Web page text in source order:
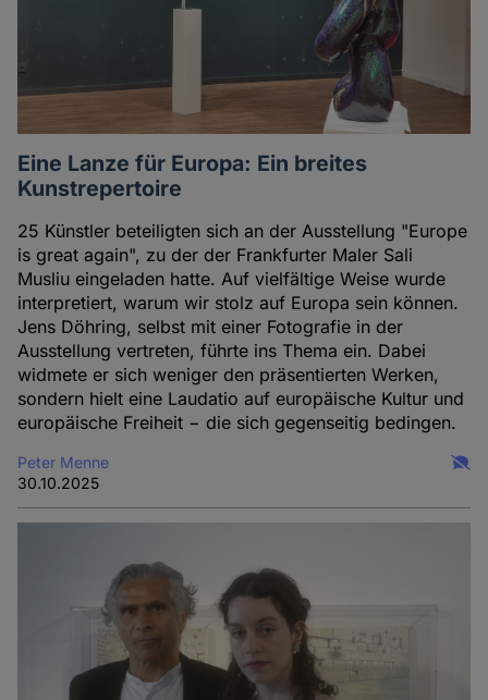
Eine Lanze für Europa: Ein breites
Kunstrepertoire
25 Künstler beteiligten sich an der Ausstellung "Europe
is great again", zu der der Frankfurter Maler Sali
Musliu eingeladen hatte. Auf vielfältige Weise wurde
interpretiert, warum wir stolz auf Europa sein können.
Jens Döhring, selbst mit einer Fotografie in der
Ausstellung vertreten, führte ins Thema ein. Dabei
widmete er sich weniger den präsentierten Werken,
sondern hielt eine Laudatio auf europäische Kultur und
europäische Freiheit − die sich gegenseitig bedingen.
Peter Menne
30.10.2025